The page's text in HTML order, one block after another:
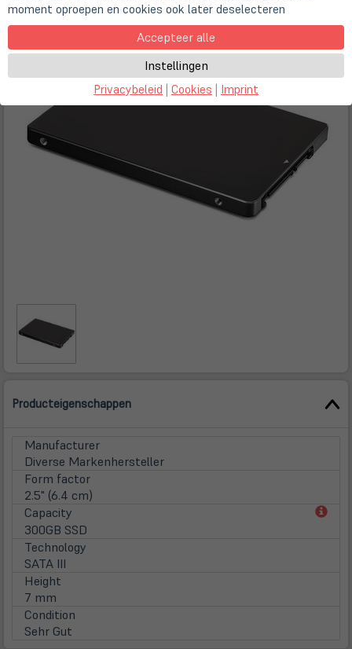
Producteigenschappen
Manufacturer
Diverse Markenhersteller
Form factor
2.5" (6.4 cm)
Capacity
300GB SSD
Technology
SATA III
Height
7 mm
Condition
Sehr Gut
moment oproepen en cookies ook later deselecteren
Accepteer alle
Instellingen
Privacybeleid | Cookies | Imprint